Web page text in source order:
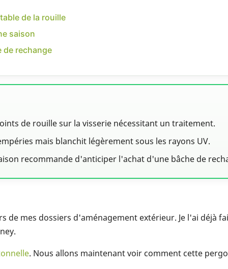
de la rouille
saison
de rechange
de rouille sur la visserie nécessitant un traitement.
mais blanchit légèrement sous les rayons UV.
recommande d'anticiper l'achat d'une bâche de
de mes dossiers d'aménagement extérieur. Je l'ai déjà
. Nous allons maintenant voir comment cette